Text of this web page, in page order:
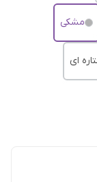
مشکی
ای